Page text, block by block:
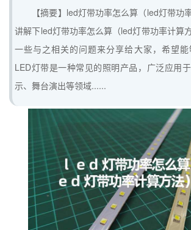
【摘要】led灯带功率怎么算（led灯带功
讲解下led灯带功率怎么算（led灯带功率计算
一些与之相关的问题来分享给大家，希望能
LED灯带是一种常见的照明产品，广泛应用
示、舞台演出等领域......